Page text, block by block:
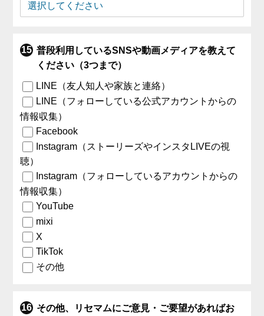
普段利用しているSNSや動画メディアを教えて
ください（3つまで）
LINE（友人知人や家族と連絡）
LINE（フォローしている公式アカウントからの
情報収集）
Facebook
Instagram（ストーリーズやインスタLIVEの視
聴）
Instagram（フォローしているアカウントからの
情報収集）
YouTube
mixi
X
TikTok
その他
その他、リセマムにご意見・ご要望があればお